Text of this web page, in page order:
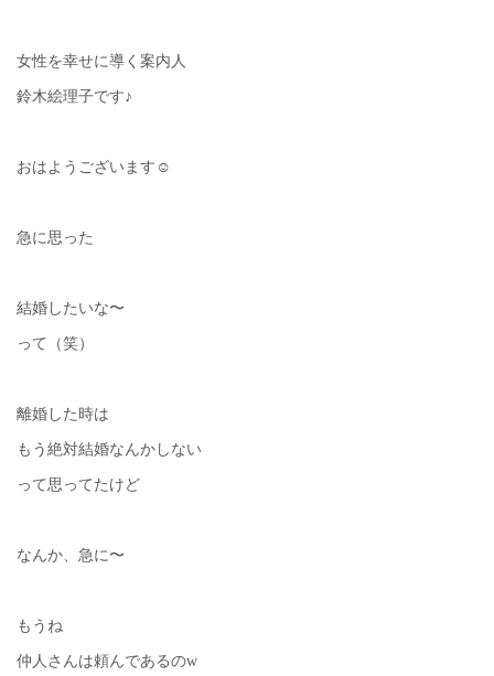
女性を幸せに導く案内人
鈴木絵理子です♪
おはようございます☺︎
急に思った
結婚したいな〜
って（笑）
離婚した時は
もう絶対結婚なんかしない
って思ってたけど
なんか、急に〜
もうね
仲人さんは頼んであるのw